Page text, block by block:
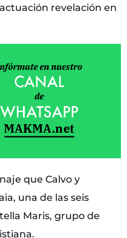
revelación en
que Calvo y
una de las seis
Maris, grupo de